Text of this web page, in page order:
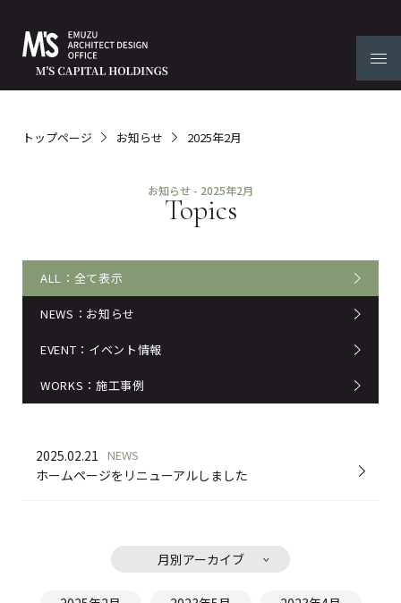
トップページ お知らせ 2025年2月
お知らせ - 2025年2月
Topics
全て表示
お知らせ
イベント情報
施工事例
2025.02.21 NEWS
ホームページをリニューアルしました
月別アーカイブ